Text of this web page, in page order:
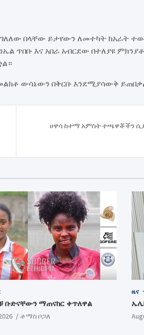
በላቸው ይታየውን ለመተካት ከአራት
ጥበቡ እና አበራ አብርደው በተለያዩ
ውሳኔውን በቅርቡ እንደሚያሳውቅ
ሀዋሳ ከተማ አምስት ተጫዋቾችን
ቡድናቸውን ማጠናከር ቀጥለዋል
ቶማስ ቦጋለ
ዜና